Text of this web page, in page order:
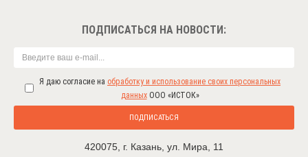
ПОДПИСАТЬСЯ НА НОВОСТИ:
Я даю согласие на обработку и использование своих персональных
данныхООО «ИСТОК»
ПОДПИСАТЬСЯ
420075 г. Казань ул. Мира, 11